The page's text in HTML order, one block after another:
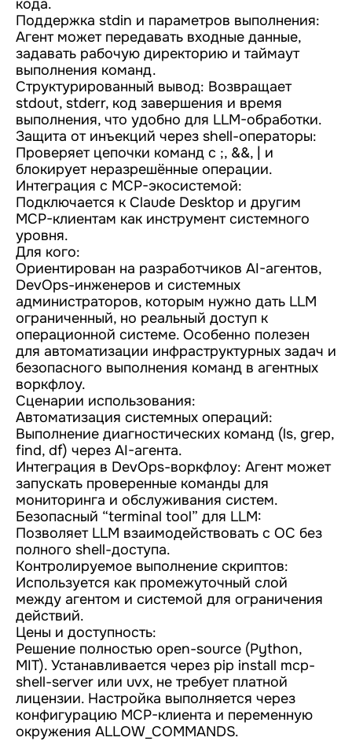
кода.
Поддержка stdin и параметров выполнения:
Агент может передавать входные данные,
задавать рабочую директорию и таймаут
выполнения команд.
Структурированный вывод: Возвращает
stdout, stderr, код завершения и время
выполнения, что удобно для LLM-обработки.
Защита от инъекций через shell-операторы:
Проверяет цепочки команд с ;, &&, | и
блокирует неразрешённые операции.
Интеграция с MCP-экосистемой:
Подключается к Claude Desktop и другим
MCP-клиентам как инструмент системного
уровня.
Для кого:
Ориентирован на разработчиков AI-агентов,
DevOps-инженеров и системных
администраторов, которым нужно дать LLM
ограниченный, но реальный доступ к
операционной системе. Особенно полезен
для автоматизации инфраструктурных задач и
безопасного выполнения команд в агентных
воркфлоу.
Сценарии использования:
Автоматизация системных операций:
Выполнение диагностических команд (ls, grep,
find, df) через AI-агента.
Интеграция в DevOps-воркфлоу: Агент может
запускать проверенные команды для
мониторинга и обслуживания систем.
Безопасный “terminal tool” для LLM:
Позволяет LLM взаимодействовать с ОС без
полного shell-доступа.
Контролируемое выполнение скриптов:
Используется как промежуточный слой
между агентом и системой для ограничения
действий.
Цены и доступность:
Решение полностью open-source (Python,
MIT). Устанавливается через pip install mcp-
shell-server или uvx, не требует платной
лицензии. Настройка выполняется через
конфигурацию MCP-клиента и переменную
окружения ALLOW_COMMANDS.